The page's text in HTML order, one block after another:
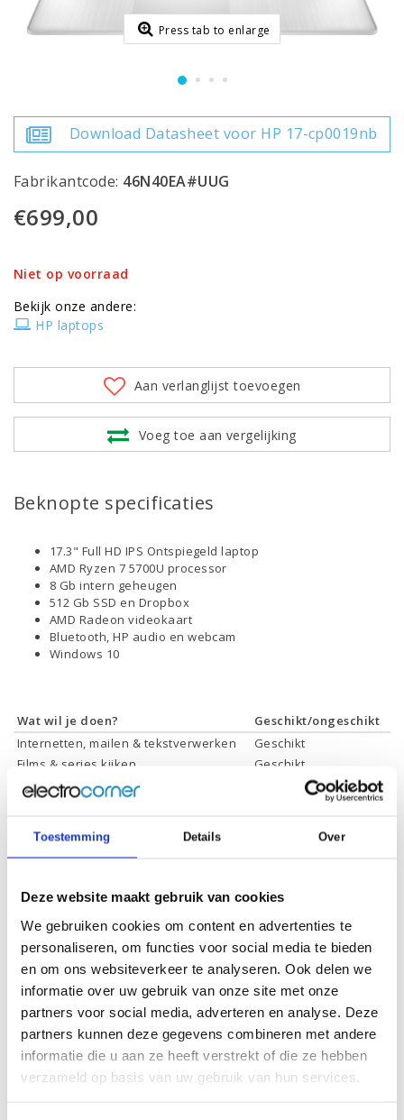
Toestemming Details Over
Deze website maakt gebruik van cookies
We gebruiken cookies om content en advertenties te
personaliseren, om functies voor social media te bieden
en om ons websiteverkeer te analyseren. Ook delen we
informatie over uw gebruik van onze site met onze
partners voor social media, adverteren en analyse. Deze
partners kunnen deze gegevens combineren met andere
informatie die u aan ze heeft verstrekt of die ze hebben
verzameld op basis van uw gebruik van hun services.
Press tab to enlarge
Download Datasheet voor HP 17-cp0019nb
Fabrikantcode: 46N40EA#UUG
€699,00
Niet op voorraad
Bekijk onze andere:
HP laptops
Aan verlanglijst toevoegen
Voeg toe aan vergelijking
Beknopte specificaties
17.3" Full HD IPS Ontspiegeld laptop
AMD Ryzen 7 5700U processor
8 Gb intern geheugen
512 Gb SSD en Dropbox
AMD Radeon videokaart
Bluetooth, HP audio en webcam
Windows 10
Wat wil je doen?
Geschikt/ongeschikt
Internetten, mailen & tekstverwerken
Geschikt
Films & series kijken
Geschikt
Foto's bewerken
Geschikt
* Systeemvereisten zijn sterk afhankelijk van de games die u wilt spelen,
Specificaties
Schermdiagonaal:
17.3 inch (43,9 cm)
Scherm resolutie:
1920 x 1080 (Full HD)
Scherm reflectie:
Ontspiegeld